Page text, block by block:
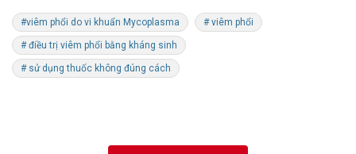
#viêm phổi do vi khuẩn Mycoplasma # viêm phổi
# điều trị viêm phổi bằng kháng sinh
# sử dụng thuốc không đúng cách